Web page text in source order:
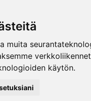
muita
käytön.